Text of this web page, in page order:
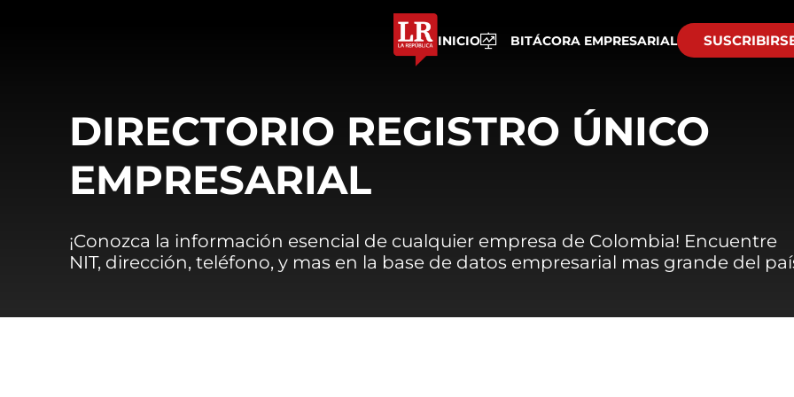
INICIO BITÁCORA EMPRESARIAL
DIRECTORIO REGISTRO ÚNICO
EMPRESARIAL
¡Conozca la información esencial de cualquier empresa de Colombia! Encuentre
NIT, dirección, teléfono, y mas en la base de datos empresarial mas grande del